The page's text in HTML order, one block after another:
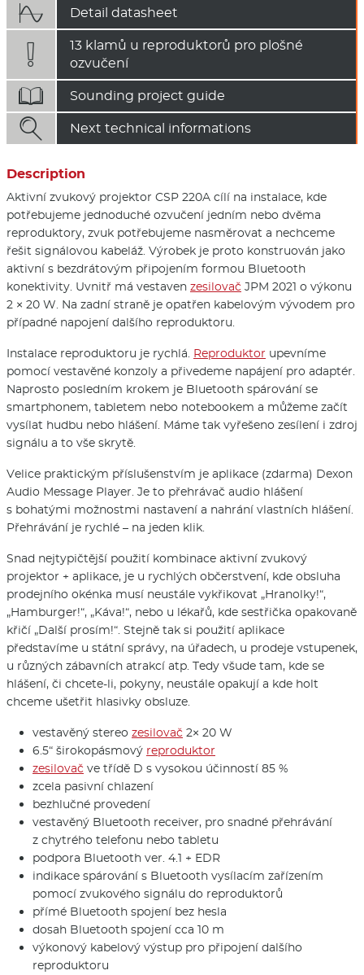
 Detail datasheet

13 klamů u reproduktorů pro plošné
ozvučení
 Sounding project guide
 Next technical informations
Description
Aktivní zvukový projektor CSP 220A cílí na instalace, kde
potřebujeme jednoduché ozvučení jedním nebo dvěma
reproduktory, zvuk potřebujeme nasměrovat a nechceme
řešit signálovou kabeláž. Výrobek je proto konstruován jako
aktivní s bezdrátovým připojením formou Bluetooth
konektivity. Uvnitř má vestaven zesilovač JPM 2021 o výkonu
2 × 20 W. Na zadní straně je opatřen kabelovým vývodem pro
případné napojení dalšího reproduktoru.
Instalace reproduktoru je rychlá. Reproduktor upevníme
pomocí vestavěné konzoly a přivedeme napájení pro adaptér.
Naprosto posledním krokem je Bluetooth spárování se
smartphonem, tabletem nebo notebookem a můžeme začít
vysílat hudbu nebo hlášení. Máme tak vyřešeno zesílení i zdroj
signálu a to vše skrytě.
Velice praktickým příslušenstvím je aplikace (zdarma) Dexon
Audio Message Player. Je to přehrávač audio hlášení
s bohatými možnostmi nastavení a nahrání vlastních hlášení.
Přehrávání je rychlé – na jeden klik.
Snad nejtypičtější použití kombinace aktivní zvukový
projektor + aplikace, je u rychlých občerstvení, kde obsluha
prodejního okénka musí neustále vykřikovat „Hranolky!“,
„Hamburger!“, „Káva!“, nebo u lékařů, kde sestřička opakovaně
křičí „Další prosím!“. Stejně tak si použití aplikace
představíme u státní správy, na úřadech, u prodeje vstupenek,
u různých zábavních atrakcí atp. Tedy všude tam, kde se
hlášení, či chcete-li, pokyny, neustále opakují a kde holt
chceme ušetřit hlasivky obsluze.
vestavěný stereo zesilovač 2× 20 W
6.5“ širokopásmový reproduktor
zesilovač ve třídě D s vysokou účinností 85 %
zcela pasivní chlazení
bezhlučné provedení
vestavěný Bluetooth receiver, pro snadné přehrávání
z chytrého telefonu nebo tabletu
podpora Bluetooth ver. 4.1 + EDR
indikace spárování s Bluetooth vysílacím zařízením
pomocí zvukového signálu do reproduktorů
přímé Bluetooth spojení bez hesla
dosah Bluetooth spojení cca 10 m
výkonový kabelový výstup pro připojení dalšího
reproduktoru